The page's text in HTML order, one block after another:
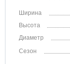
Ширина
Высота
Диаметр
Сезон